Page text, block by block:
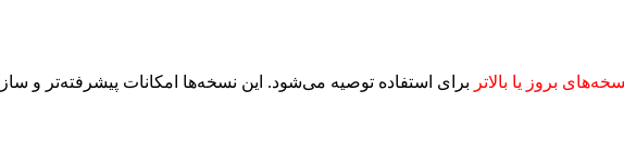
برای استفاده توصیه می‌شود. این نسخه‌ها امکانات پیشرفته‌تر و